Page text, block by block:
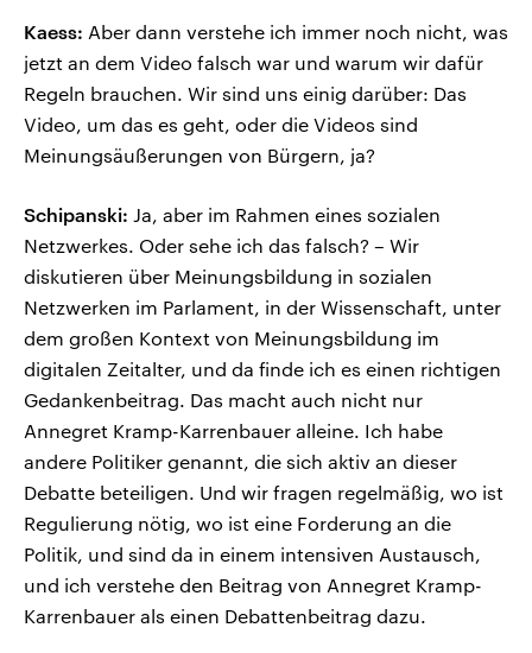
Kaess: Aber dann verstehe ich immer noch nicht, was
jetzt an dem Video falsch war und warum wir dafür
Regeln brauchen. Wir sind uns einig darüber: Das
Video, um das es geht, oder die Videos sind
Meinungsäußerungen von Bürgern, ja?
Schipanski: Ja, aber im Rahmen eines sozialen
Netzwerkes. Oder sehe ich das falsch? – Wir
diskutieren über Meinungsbildung in sozialen
Netzwerken im Parlament, in der Wissenschaft, unter
dem großen Kontext von Meinungsbildung im
digitalen Zeitalter, und da finde ich es einen richtigen
Gedankenbeitrag. Das macht auch nicht nur
Annegret Kramp-Karrenbauer alleine. Ich habe
andere Politiker genannt, die sich aktiv an dieser
Debatte beteiligen. Und wir fragen regelmäßig, wo ist
Regulierung nötig, wo ist eine Forderung an die
Politik, und sind da in einem intensiven Austausch,
und ich verstehe den Beitrag von Annegret Kramp-
Karrenbauer als einen Debattenbeitrag dazu.